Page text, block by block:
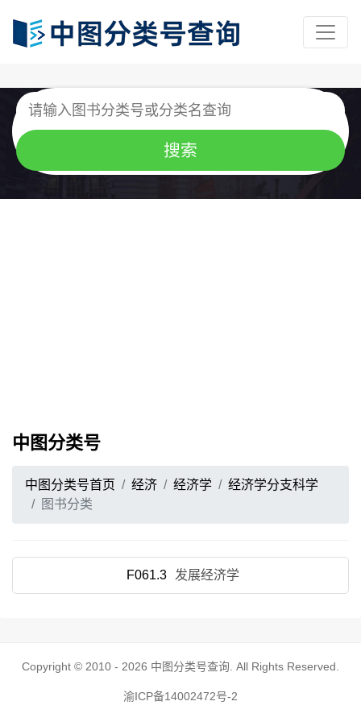
中图分类号
中图分类号首页 经济 经济学
经济学分支科学
图书分类
F061.3 发展经济学
Copyright © 2010 - 2026 中图分类号查询 . All Rights Reserved.
渝ICP备14002472号-2